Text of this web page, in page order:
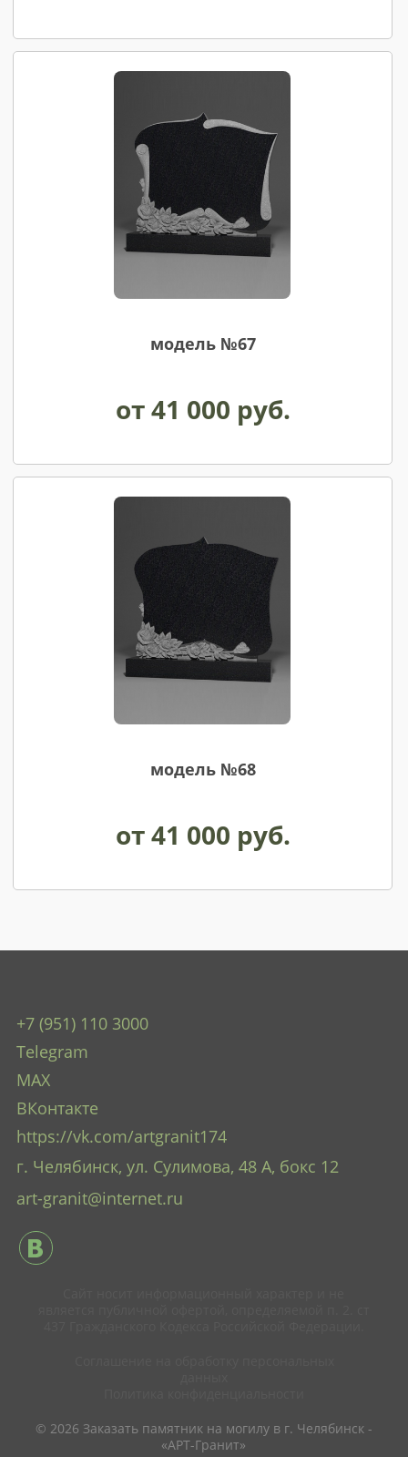
модель №67
от 41 000 руб.
модель №68
от 41 000 руб.
+7 (951) 110 3000
Telegram
MAX
ВКонтакте
https://vk.com/artgranit174
г. Челябинск, ул. Сулимова, 48 А, бокс 12
art-granit@internet.ru
© 2026 Заказать памятник на могилу в г. Челябинск -
«АРТ-Гранит»